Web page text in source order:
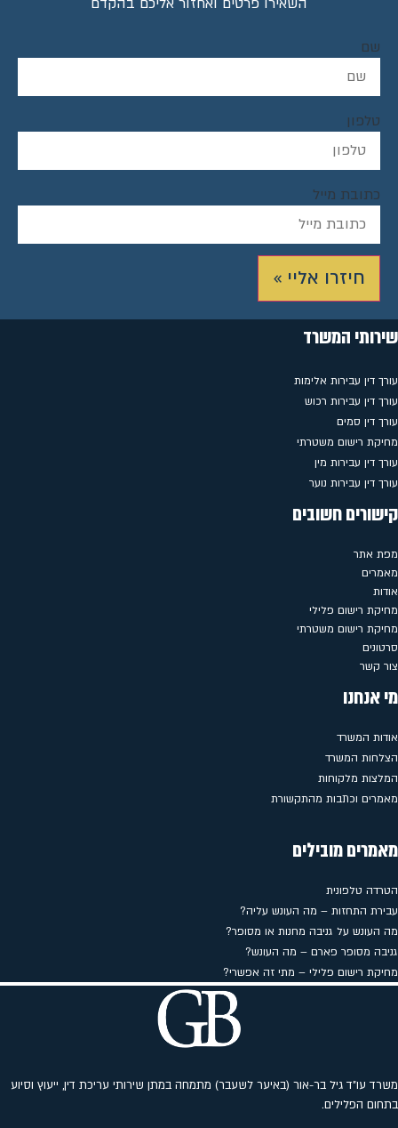
שם
טלפון
כתובת מייל
חיזרו אליי »
שירותי המשרד
עורך דין עבירות אלימות
עורך דין עבירות רכוש
עורך דין סמים
מחיקת רישום משטרתי
עורך דין עבירות מין
עורך דין עבירות נוער
קישורים חשובים
מפת אתר
מאמרים
אודות
מחיקת רישום פלילי
מחיקת רישום משטרתי
סרטונים
צור קשר
מי אנחנו
אודות המשרד
הצלחות המשרד
המלצות מלקוחות
מאמרים וכתבות מהתקשורת
מאמרים מובילים
הטרדה טלפונית
עבירת התחזות – מה העונש עליה?
מה העונש על גניבה מחנות או מסופר?
גניבה מסופר פארם – מה העונש?
מחיקת רישום פלילי – מתי זה אפשרי?
משרד עו"ד גיל בר-אור (באיער לשעבר) מתמחה במתן שירותי עריכת דין, ייעוץ וסיוע
בתחום הפלילים.